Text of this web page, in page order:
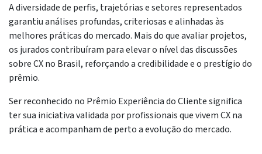
A diversidade de perfis, trajetórias e setores representados
garantiu análises profundas, criteriosas e alinhadas às
melhores práticas do mercado. Mais do que avaliar projetos,
os jurados contribuíram para elevar o nível das discussões
sobre CX no Brasil, reforçando a credibilidade e o prestígio do
prêmio.
Ser reconhecido no Prêmio Experiência do Cliente significa
ter sua iniciativa validada por profissionais que vivem CX na
prática e acompanham de perto a evolução do mercado.